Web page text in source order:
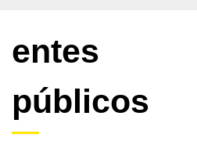
entes
públicos